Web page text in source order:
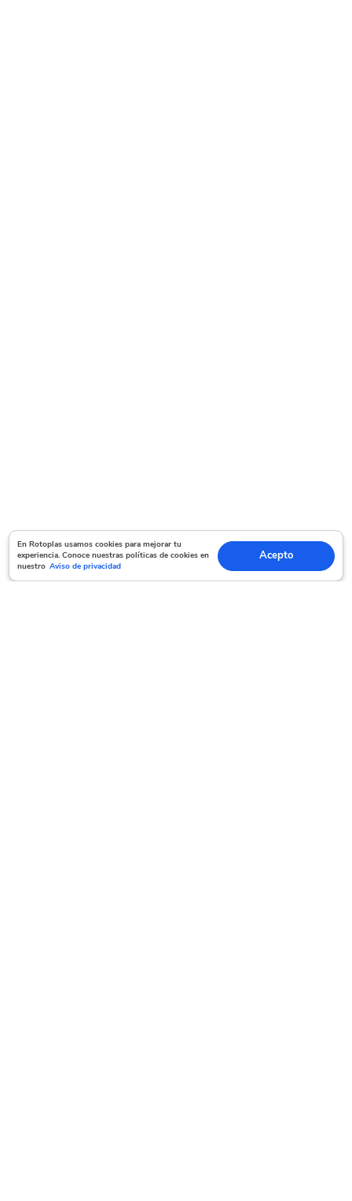
En Rotoplas usamos cookies para mejorar tu experiencia. Conoce nuestras políticas
de cookies en nuestro Aviso de privacidad Acepto
En Rotoplas usamos cookies para mejorar tu
experiencia. Conoce nuestras políticas de cookies en
nuestro Aviso de privacidad
Acepto